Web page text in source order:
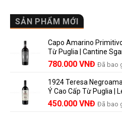
lựa
chọn
đáng
nhãn
rượu
vang
và
những
người
Được
Bao
Lâu?
Dẫn
Lưu
Trữ
Và
SẢN PHẨM MỚI
Capo Amarino
Từ Puglia | Cantine
Giá
là:
858.000 VNĐ.
780.000 VNĐ Giá
tại
là:
Đã bao
1924 Teresa
Ý Cao Cấp Từ Puglia |
Giá
450.000 VNĐ Giá
Đã bao